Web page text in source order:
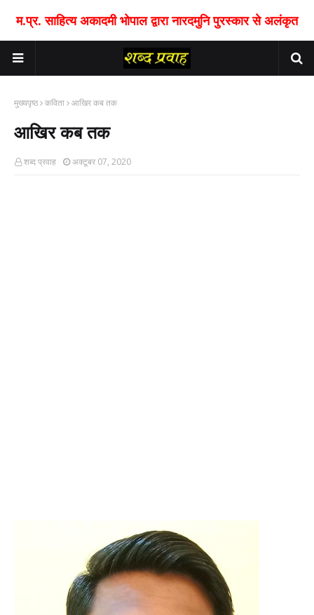
म.प्र. साहित्य अकादमी भोपाल द्वारा नारदमुनि पुरस्कार से अलंकृत
मुख्यपृष्ठ कविता आखिर कब तक
आखिर कब तक
शब्द प्रवाह अक्टूबर 07, 2020